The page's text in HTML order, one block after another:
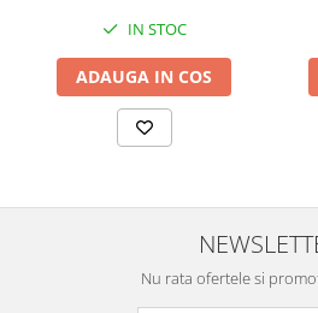
IN STOC
ADAUGA IN COS
Nu rata ofertele si